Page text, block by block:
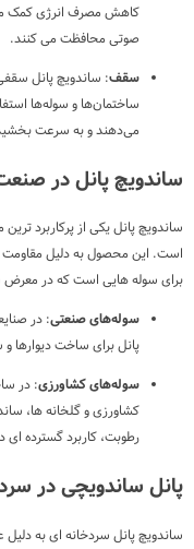
کاهش مصرف انرژی کمک می
صوتی محافظت می کنند.
سقف: ساندویچ پانل
ساختمان‌ها و سوله‌ها
می‌دهند و به سرعت
ساندویچ پانل در
ساندویچ پانل یکی از پرکاربرد
است. این محصول به دلیل مقاومت
برای سوله هایی است که در
سوله‌های صنعتی: در
پانل برای ساخت
سوله‌های کشاورزی: در
کشاورزی و گلخانه ها،
رطوبت، کاربرد گسترده ای
پانل ساندویچی در
ساندویچ پانل سردخانه ای به دلیل